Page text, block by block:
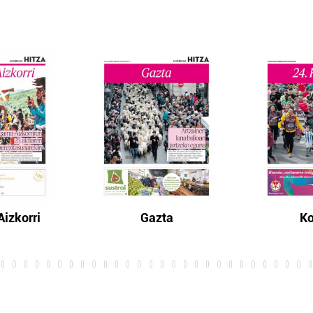
Gazta